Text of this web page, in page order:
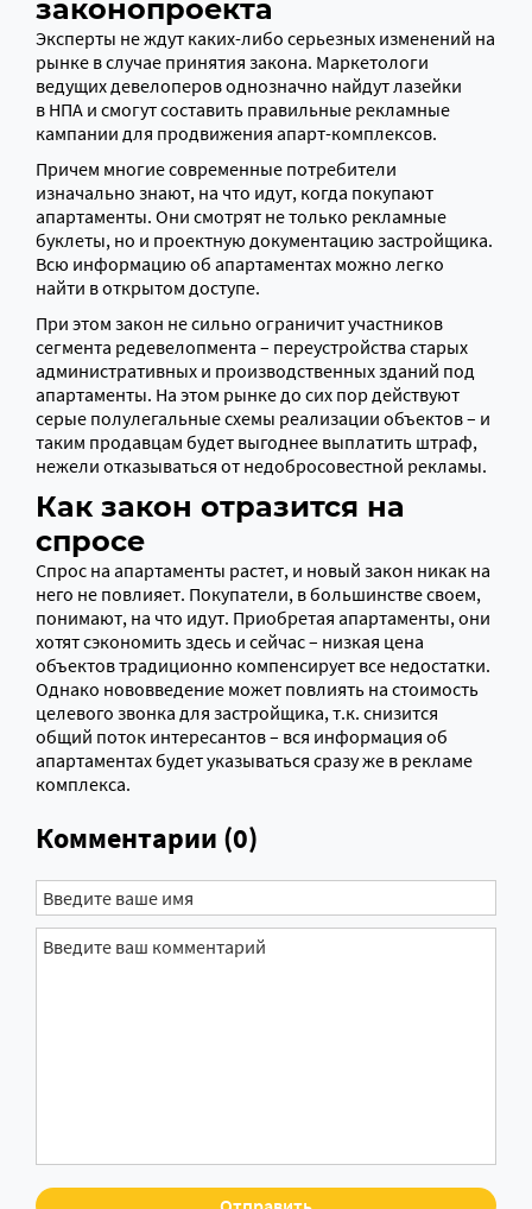
законопроекта
Эксперты не ждут каких-либо серьезных изменений на
рынке в случае принятия закона. Маркетологи
ведущих девелоперов однозначно найдут лазейки
в НПА и смогут составить правильные рекламные
кампании для продвижения апарт-комплексов.
Причем многие современные потребители
изначально знают, на что идут, когда покупают
апартаменты. Они смотрят не только рекламные
буклеты, но и проектную документацию застройщика.
Всю информацию об апартаментах можно легко
найти в открытом доступе.
При этом закон не сильно ограничит участников
сегмента редевелопмента – переустройства старых
административных и производственных зданий под
апартаменты. На этом рынке до сих пор действуют
серые полулегальные схемы реализации объектов – и
таким продавцам будет выгоднее выплатить штраф,
нежели отказываться от недобросовестной рекламы.
Как закон отразится на
спросе
Спрос на апартаменты растет, и новый закон никак на
него не повлияет. Покупатели, в большинстве своем,
понимают, на что идут. Приобретая апартаменты, они
хотят сэкономить здесь и сейчас – низкая цена
объектов традиционно компенсирует все недостатки.
Однако нововведение может повлиять на стоимость
целевого звонка для застройщика, т.к. снизится
общий поток интересантов – вся информация об
апартаментах будет указываться сразу же в рекламе
комплекса.
Комментарии (0)